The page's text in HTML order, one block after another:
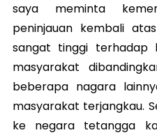
saya meminta
peninjauan kembali
sangat tinggi terhadap
masyarakat
beberapa nagara
masyarakat terjangkau.
ke negara tetangga